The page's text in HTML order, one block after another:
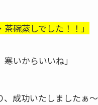
碗蒸しでした！！」
いからいいね」
、成功いたしましたぁ～